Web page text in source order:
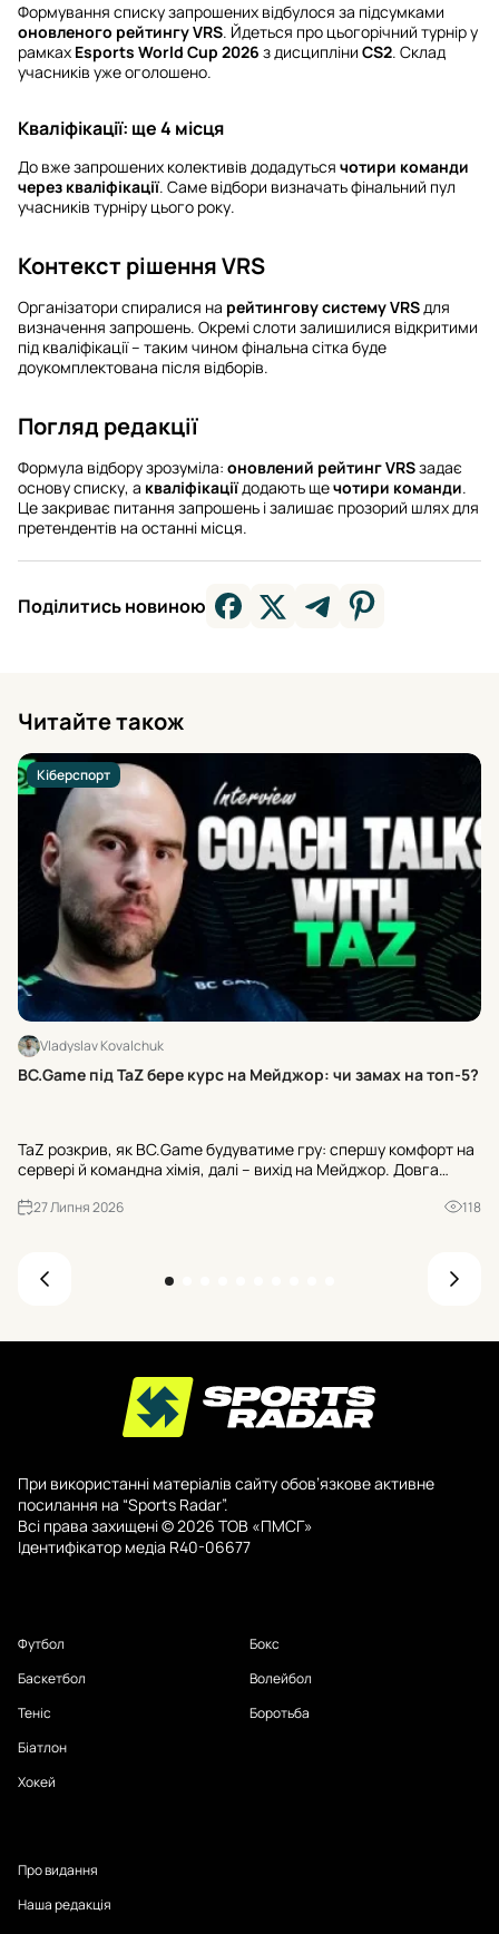
Формування списку запрошених відбулося за підсумками
оновленого рейтингу VRS. Йдеться про цьогорічний турнір у
рамках Esports World Cup 2026 з дисципліни CS2. Склад
учасників уже оголошено.
Кваліфікації: ще 4 місця
До вже запрошених колективів додадуться чотири команди
через кваліфікації. Саме відбори визначать фінальний пул
учасників турніру цього року.
Контекст рішення VRS
Організатори спиралися на рейтингову систему VRSдля
визначення запрошень. Окремі слоти залишилися відкритими
під кваліфікації – таким чином фінальна сітка буде
доукомплектована після відборів.
Погляд редакції
Формула відбору зрозуміла: оновлений рейтинг VRSзадає
основу списку, а кваліфікаціїдодають щечотири команди.
Це закриває питання запрошень і залишає прозорий шлях для
претендентів на останні місця.
Поділитись новиною
Читайте також
Кіберспорт
Vladyslav Kovalchuk
BC.Game під TaZ бере курс на Мейджор: чи замах на топ-5?
TaZ розкрив, як BC.Game будуватиме гру: спершу комфорт на
сервері й командна хімія, далі – вихід на Мейджор. Довга
– у Гельсінкі наприкінці липня.
27 Липня 2026 118
При використанні матеріалів сайту обов’язкове активне
посилання на “Sports Radar”.
Всі права захищені © 2026 ТОВ «ПМСГ»
Ідентифікатор медіа R40-06677
Футбол
Баскетбол
Теніс
Біатлон
Хокей
Бокс
Волейбол
Боротьба
Про видання
Наша редакція